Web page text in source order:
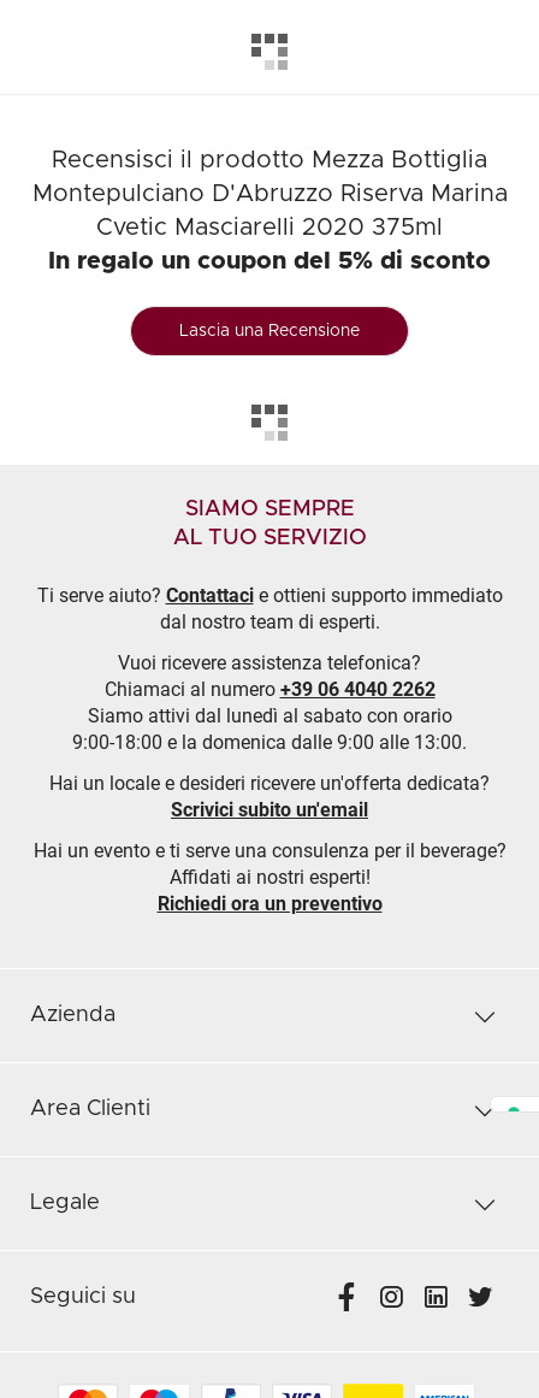
Recensisci il prodotto Mezza Bottiglia
Montepulciano D'Abruzzo Riserva Marina
Cvetic Masciarelli 2020 375ml
In regalo un coupon del 5% di sconto
Lascia una Recensione
SIAMO SEMPRE
AL TUO SERVIZIO
Ti serve aiuto? Contattacie ottieni supporto immediato
dal nostro team di esperti.
Vuoi ricevere assistenza telefonica?
Chiamaci al numero +39 06 4040 2262
Siamo attivi dal lunedì al sabato con orario
9:00-18:00 e la domenica dalle 9:00 alle 13:00.
Hai un locale e desideri ricevere un'offerta dedicata?
Scrivici subito un'email
Hai un evento e ti serve una consulenza per il beverage?
Affidati ai nostri esperti!
Richiedi ora un preventivo
Azienda
Area Clienti
Legale
Seguici su